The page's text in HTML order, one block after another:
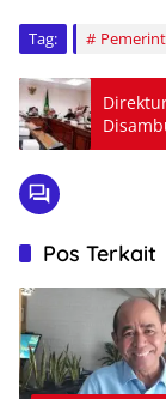
Tag:
Pos Terkait